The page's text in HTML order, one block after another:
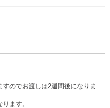
のでお渡しは2週間後になりま
ます。